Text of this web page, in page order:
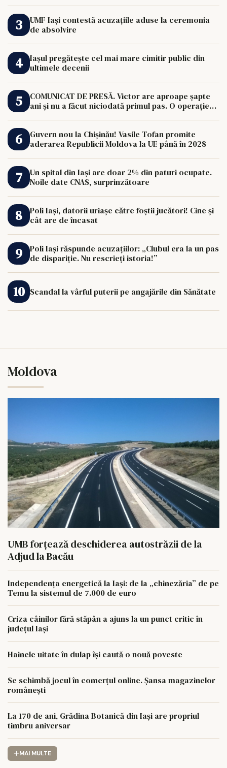
UMF Iași contestă acuzațiile aduse la ceremonia
de absolvire
Iașul pregătește cel mai mare cimitir public din
ultimele decenii
COMUNICAT DE PRESĂ. Victor are aproape șapte
ani și nu a făcut niciodată primul pas. O operație
Guvern nou la Chișinău! Vasile Tofan promite
aderarea Republicii Moldova la UE până în 2028
Un spital din Iași are doar 2% din paturi ocupate.
Noile date CNAS, surprinzătoare
Poli Iași, datorii uriașe către foștii jucători! Cine și
cât are de încasat
Poli Iași răspunde acuzațiilor: „Clubul era la un pas
de dispariție. Nu rescrieți istoria!”
Scandal la vârful puterii pe angajările din Sănătate
Moldova
UMB forțează deschiderea autostrăzii de la
Adjud la Bacău
Independența energetică la Iași: de la „chinezăria” de pe
Temu la sistemul de 7.000 de euro
Criza câinilor fără stăpân a ajuns la un punct critic în
județul Iași
Hainele uitate în dulap îşi caută o nouă poveste
Se schimbă jocul în comerțul online. Șansa magazinelor
românești
La 170 de ani, Grădina Botanică din Iași are propriul
timbru aniversar
MAI MULTE